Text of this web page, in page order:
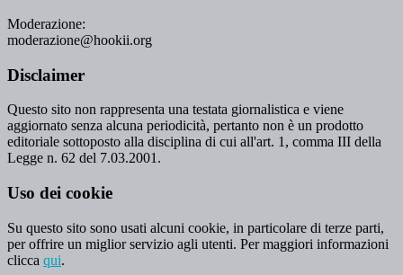
Moderazione:
moderazione@hookii.org
Disclaimer
Questo sito non rappresenta una testata giornalistica e viene
aggiornato senza alcuna periodicità, pertanto non è un prodotto
editoriale sottoposto alla disciplina di cui all'art. 1, comma III della
Legge n. 62 del 7.03.2001.
Uso dei cookie
Su questo sito sono usati alcuni cookie, in particolare di terze parti,
per offrire un miglior servizio agli utenti. Per maggiori informazioni
clicca qui.